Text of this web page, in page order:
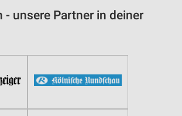
- unsere Partner in deiner